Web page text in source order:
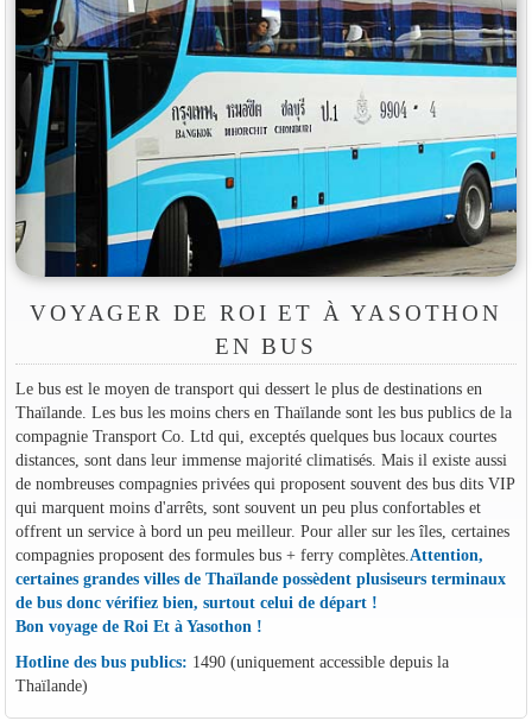
VOYAGER DE ROI ET À YASOTHON
EN BUS
Le bus est le moyen de transport qui dessert le plus de destinations en
Thaïlande. Les bus les moins chers en Thaïlande sont les bus publics de la
compagnie Transport Co. Ltd qui, exceptés quelques bus locaux courtes
distances, sont dans leur immense majorité climatisés. Mais il existe aussi
de nombreuses compagnies privées qui proposent souvent des bus dits VIP
qui marquent moins d'arrêts, sont souvent un peu plus confortables et
offrent un service à bord un peu meilleur. Pour aller sur les îles, certaines
compagnies proposent des formules bus + ferry complètes. Attention,
certaines grandes villes de Thaïlande possèdent plusiseurs terminaux
de bus donc vérifiez bien, surtout celui de départ !
Bon voyage de Roi Et à Yasothon !
Hotline des bus publics: 1490 (uniquement accessible depuis la
Thaïlande)